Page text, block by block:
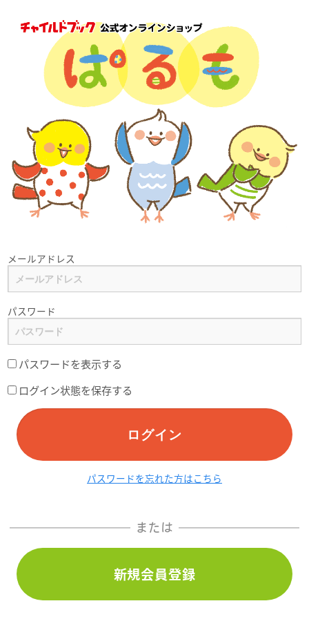
メールアドレス
パスワード
パスワードを表示する
ログイン状態を保存する
ログイン
パスワードを忘れた方はこちら
または
新規会員登録